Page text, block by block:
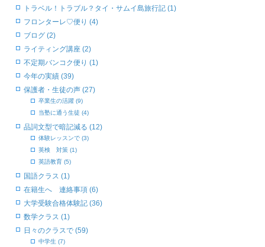
トラベル！トラブル？タイ・サムイ島旅行記 (1)
フロンターレ♡便り (4)
ブログ (2)
ライティング講座 (2)
不定期バンコク便り (1)
今年の実績 (39)
保護者・生徒の声 (27)
卒業生の活躍 (9)
当塾に通う生徒 (4)
品詞文型で暗記減る (12)
体験レッスンで (3)
英検 対策 (1)
英語教育 (5)
国語クラス (1)
在籍生へ 連絡事項 (6)
大学受験合格体験記 (36)
数学クラス (1)
日々のクラスで (59)
中学生 (7)